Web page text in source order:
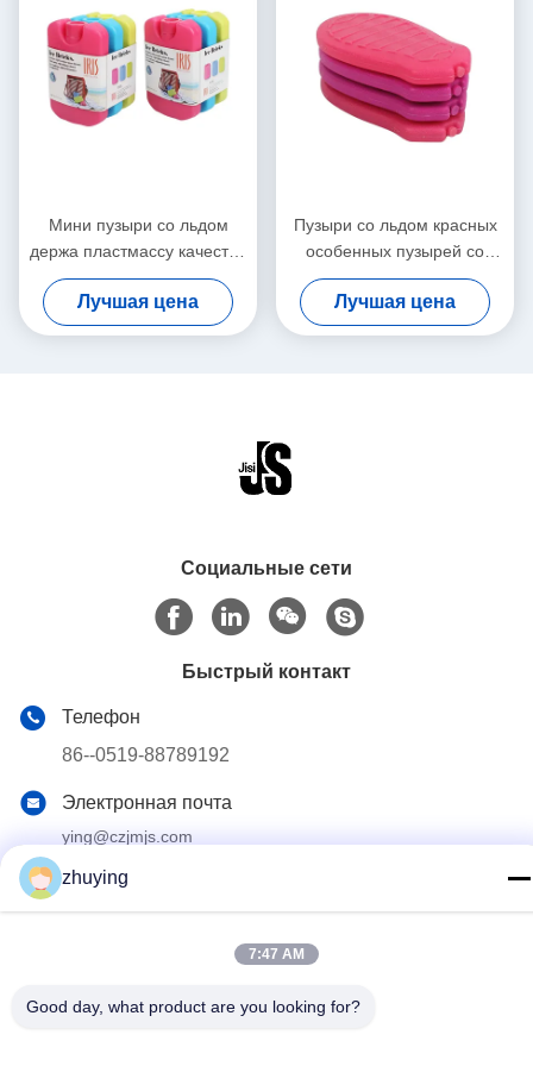
Мини пузыри со льдом
держа пластмассу качества
еды холодного
выдвиженческого фазового
перехода репеллента воды
Лучшая цена
Пузыри со льдом красных
особенных пузырей со
льдом формы мини
продолжительные для
медицины
Лучшая цена
Социальные сети
Быстрый контакт
Телефон
86--0519-88789192
Электронная почта
ying@czjmjs.com
Адрес
КВАДРАТ КОММЕРЦИИ НО.10-930
КХАНГЗХОУ РАЙОНА ЗХОНГЛОУ
zhuying
7:47 AM
Good day, what product are you looking for?